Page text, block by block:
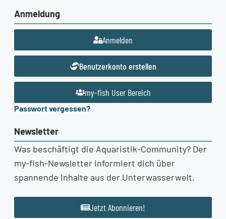
Anmeldung
Anmelden
Benutzerkonto erstellen
my-fish User Bereich
Passwort vergessen?
Newsletter
Was beschäftigt die Aquaristik-Community? Der
my-fish-Newsletter informiert dich über
spannende Inhalte aus der Unterwasserwelt.
Jetzt Abonnieren!